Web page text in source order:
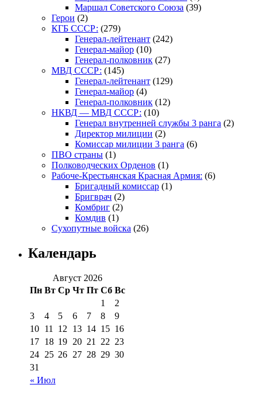
Маршал Советского Союза (39)
Герои (2)
КГБ СССР: (279)
Генерал-лейтенант (242)
Генерал-майор (10)
Генерал-полковник (27)
МВД СССР: (145)
Генерал-лейтенант (129)
Генерал-майор (4)
Генерал-полковник (12)
НКВД — МВД СССР: (10)
Генерал внутренней службы 3 ранга (2)
Директор милиции (2)
Комиссар милиции 3 ранга (6)
ПВО страны (1)
Полководческих Орденов (1)
Рабоче-Крестьянская Красная Армия: (6)
Бригадный комиссар (1)
Бригврач (2)
Комбриг (2)
Комдив (1)
Сухопутные войска (26)
Календарь
Август 2026
Пн Вт Ср Чт Пт Сб Вс
« Июл
1
2
3
4 5 6 7 8
9
10 11 12 13 14 15 16
17 18 19 20 21 22 23
24 25 26 27 28 29 30
31